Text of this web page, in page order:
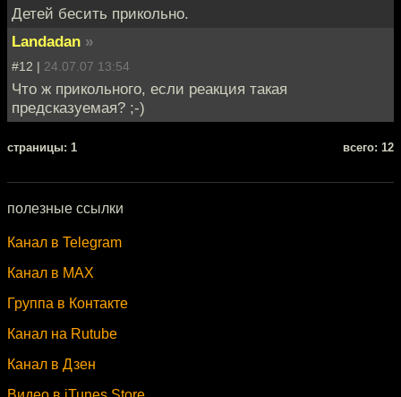
Детей бесить прикольно.
Landadan »
#12 | 24.07.07 13:54
Что ж прикольного, если реакция такая
предсказуемая? ;-)
cтраницы: 1 всего: 12
полезные ссылки
Канал в Telegram
Канал в MAX
Группа в Контакте
Канал на Rutube
Канал в Дзен